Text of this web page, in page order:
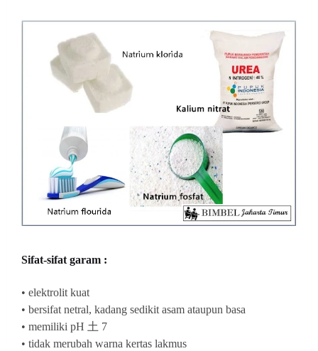
Sifat-sifat garam :
• elektrolit kuat
• bersifat netral, kadang sedikit asam ataupun basa
• memiliki pH 土 7
• tidak merubah warna kertas lakmus